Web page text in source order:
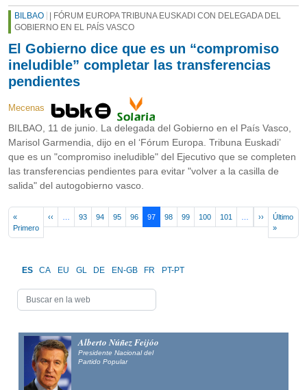
BILBAO
| FÓRUM EUROPA TRIBUNA EUSKADI CON DELEGADA DEL
GOBIERNO EN EL PAÍS VASCO
El Gobierno dice que es un “compromiso
ineludible” completar las transferencias
pendientes
Mecenas
BILBAO, 11 de junio. La delegada del Gobierno en el País Vasco,
Marisol Garmendia, dijo en el ‘Fórum Europa. Tribuna Euskadi’
que es un "compromiso ineludible" del Ejecutivo que se completen
las transferencias pendientes para evitar "volver a la casilla de
salida" del autogobierno vasco.
«
PrimeroPrimera página
‹‹ Página anterior
93 94 95 96 97 98 99 100 101 ››Siguiente
Último
»Última
ES CA EU GL DE EN-GB FR PT-PT
Alberto Núñez Feijóo
Presidente Nacional del
Partido Popular